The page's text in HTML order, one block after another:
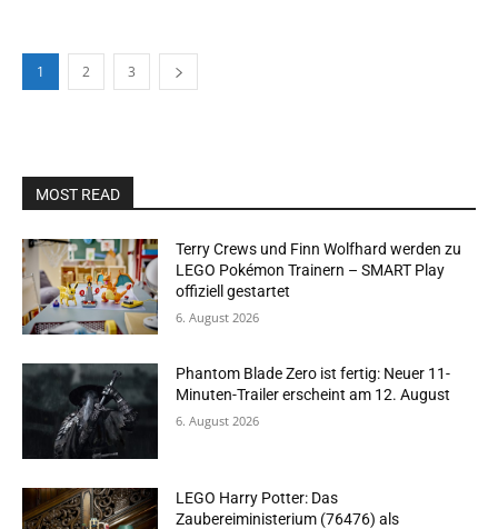
1 2 3
MOST READ
Terry Crews und Finn Wolfhard werden zu
LEGO Pokémon Trainern – SMART Play
offiziell gestartet
6. August 2026
Phantom Blade Zero ist fertig: Neuer 11-
Minuten-Trailer erscheint am 12. August
6. August 2026
LEGO Harry Potter: Das
Zaubereiministerium (76476) als